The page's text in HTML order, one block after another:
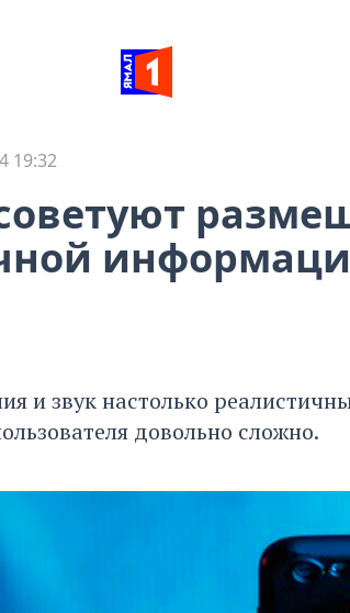
19:32
и звук настолько
довольно сложно.